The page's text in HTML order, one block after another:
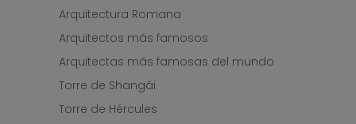
Arquitectura Romana
Arquitectos más famosos
Arquitectas más famosas del mundo
Torre de Shangái
Torre de Hércules